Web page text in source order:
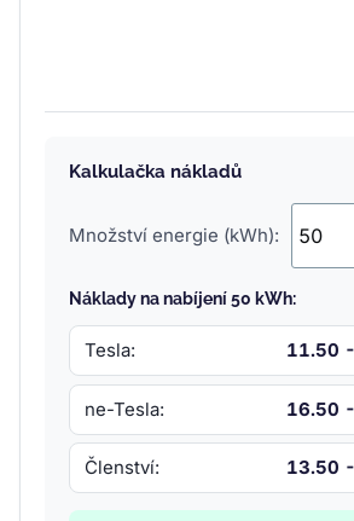
Kalkulačka nákladů
Množství energie (kWh):
Náklady na nabíjení 50 kWh:
Tesla: 11.50
ne-Tesla: 16.50
Členství: 13.50